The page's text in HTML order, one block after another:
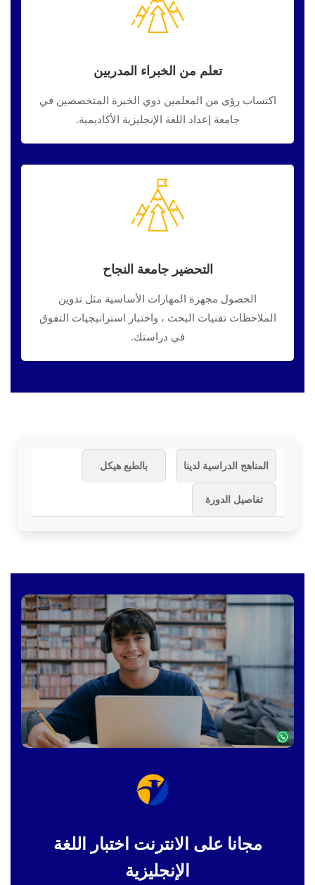
تعلم من الخبراء المدربين
اكتساب رؤى من المعلمين ذوي الخبرة المتخصصين في
جامعة إعداد اللغة الإنجليزية الأكاديمية.
التحضير جامعة النجاح
الحصول مجهزة المهارات الأساسية مثل تدوين
الملاحظات تقنيات البحث ، واختبار استراتيجيات التفوق
في دراستك.
المناهج الدراسية لدينا بالطبع هيكل
تفاصيل الدورة
مجانا على الانترنت اختبار اللغة
الإنجليزية